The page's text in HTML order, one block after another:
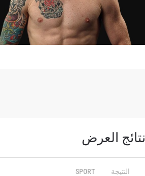
نتائج العرض
النتيجة SPORT